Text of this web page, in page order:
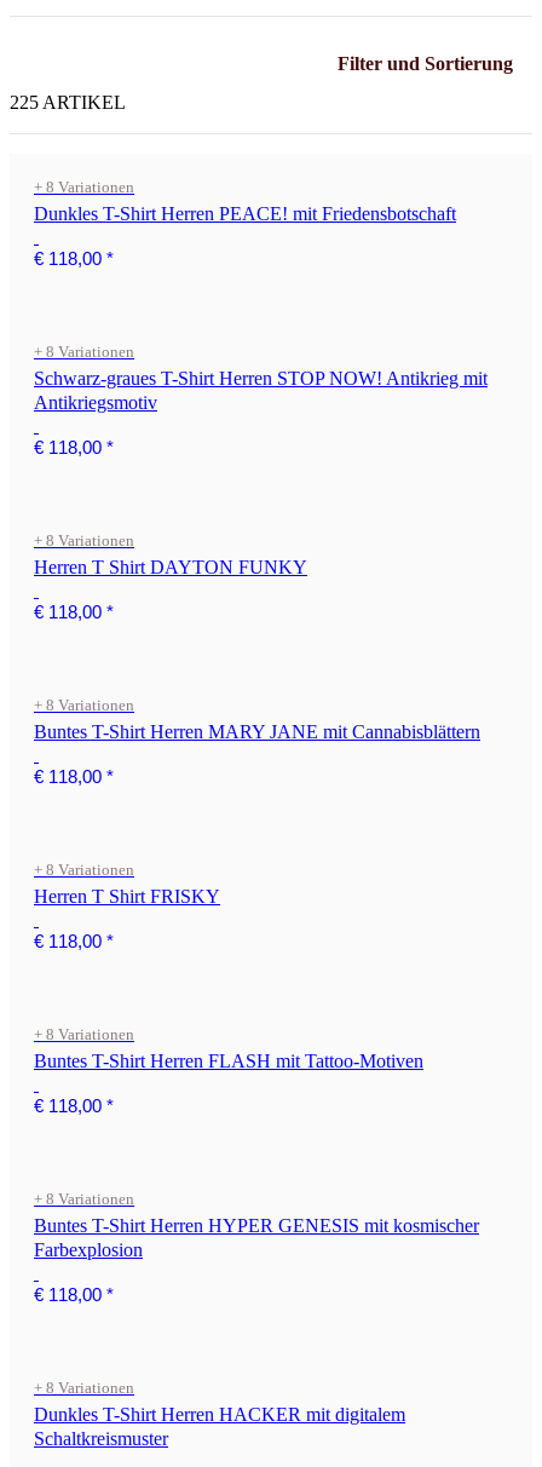
Filter und Sortierung
225 ARTIKEL
+ 8 Variationen
Dunkles T-Shirt Herren PEACE! mit Friedensbotschaft
€ 118,00 *
+ 8 Variationen
Schwarz-graues T-Shirt Herren STOP NOW! Antikrieg mit
Antikriegsmotiv
€ 118,00 *
+ 8 Variationen
Herren T Shirt DAYTON FUNKY
€ 118,00 *
+ 8 Variationen
Buntes T-Shirt Herren MARY JANE mit Cannabisblättern
€ 118,00 *
+ 8 Variationen
Herren T Shirt FRISKY
€ 118,00 *
+ 8 Variationen
Buntes T-Shirt Herren FLASH mit Tattoo-Motiven
€ 118,00 *
+ 8 Variationen
Buntes T-Shirt Herren HYPER GENESIS mit kosmischer
Farbexplosion
€ 118,00 *
+ 8 Variationen
Dunkles T-Shirt Herren HACKER mit digitalem
Schaltkreismuster